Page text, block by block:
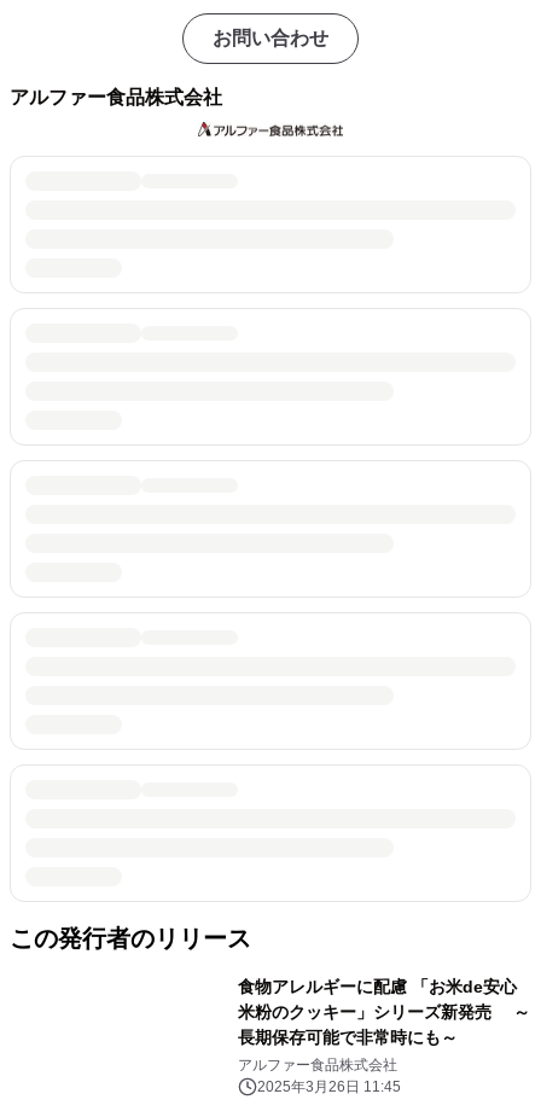
お問い合わせ
アルファー食品株式会社
この発行者のリリース
食物アレルギーに配慮 「お米de安心
米粉のクッキー」シリーズ新発売 ～
長期保存可能で非常時にも～
アルファー食品株式会社
2025年3月26日 11:45